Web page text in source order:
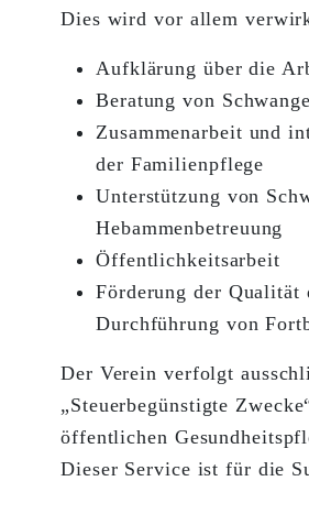
Dies wird vor allem
Aufklärung über die
Beratung von
Zusammenarbeit und
der Familienpflege
Unterstützung von
Hebammenbetreuung
Öffentlichkeitsarbeit
Förderung der Qualität
Durchführung von
Der Verein verfolgt
„Steuerbegünstigte
öffentlichen
Dieser Service ist für die